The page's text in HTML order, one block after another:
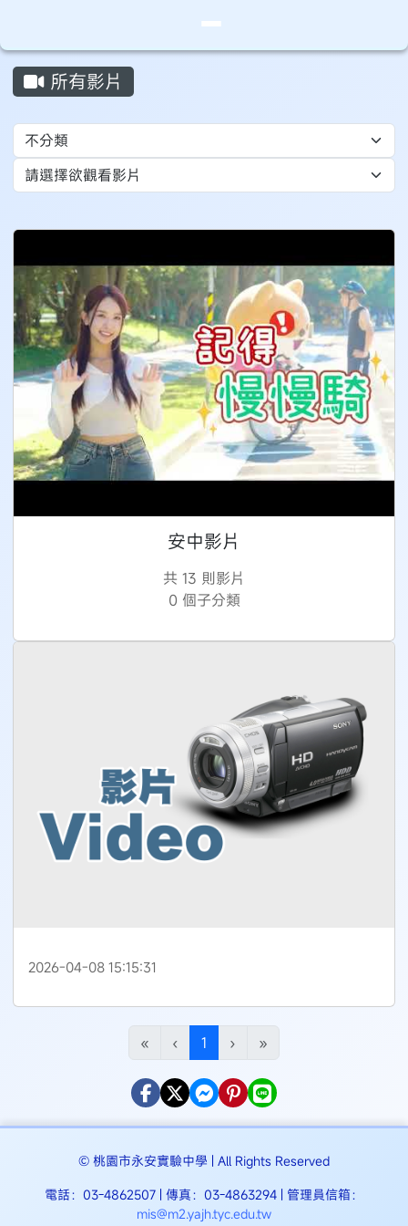
桃園市永安實驗中學
主內容區域
所有影片
Video List
安中影片
共 13 則影片
0 個子分類
2026-04-08 15:15:31
« ‹ 1 (目前頁次)
› »
頁尾區域
© 桃園市永安實驗中學 | All Rights Reserved
電話：03-4862507 | 傳真：03-4863294 | 管理員信箱：
mis@m2.yajh.tyc.edu.tw